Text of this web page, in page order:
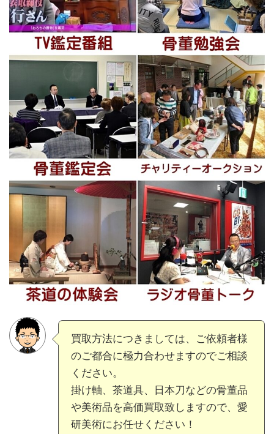
買取方法につきましては、ご依頼者様
のご都合に極力合わせますのでご相談
ください。
掛け軸、茶道具、日本刀などの骨董品
や美術品を高価買取致しますので、愛
研美術にお任せください！